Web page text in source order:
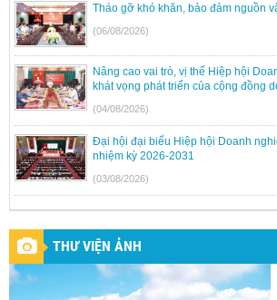
Tháo gỡ khó khăn, bảo đảm nguồn
(06/08/2026)
Nâng cao vai trò, vị thế Hiệp hội
khát vọng phát triển của cộng đồng
(04/08/2026)
Đại hội đại biểu Hiệp hội Doanh
nhiệm kỳ 2026-2031
(03/08/2026)
THƯ VIỆN ẢNH